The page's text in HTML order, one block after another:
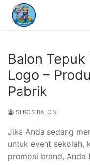
Lompat
konten
Balon
Logo –
Pabrik
SI BOS BALON
Jika Anda sedang
untuk event sekolah,
promosi brand, Anda